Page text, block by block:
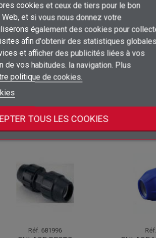
à ma liste d'envies ×
add_circle_outline
Créer une nouvelle liste
liste d'envies ×
liste d'envies
pour ajouter des produits à votre liste d'envies.
cookies et ceux de tiers pour le bon
et si vous nous donnez votre
également des cookies pour
afin d'obtenir des statistiques
et afficher des publicités liées à vos
de vos habitudes. la navigation. Plus
politique de cookies.
TOUS LES COOKIES
Prix Emballage
10
Réf. 681996 Réf.